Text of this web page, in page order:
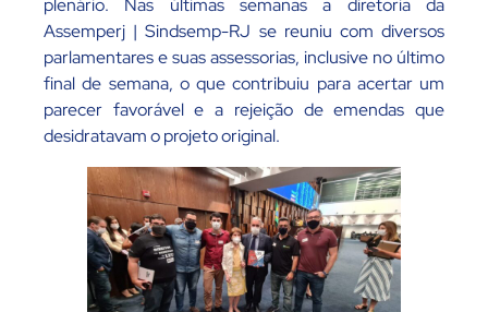
plenário. Nas últimas semanas a diretoria da
Assemperj | Sindsemp-RJ se reuniu com diversos
parlamentares e suas assessorias, inclusive no último
final de semana, o que contribuiu para acertar um
parecer favorável e a rejeição de emendas que
desidratavam o projeto original.